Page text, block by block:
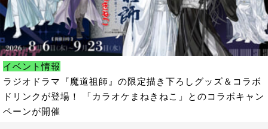
イベント情報
ラジオドラマ『魔道祖師』の限定描き下ろしグッズ＆コラボ
ドリンクが登場！ 「カラオケまねきねこ」とのコラボキャン
ペーンが開催